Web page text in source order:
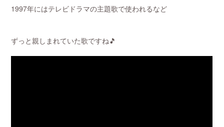
1997年にはテレビドラマの主題歌で使われるなど
ずっと親しまれていた歌ですね🎵